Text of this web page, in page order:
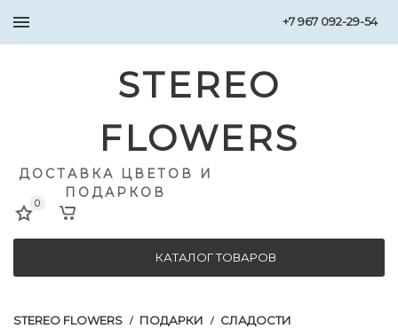
+7 967 092-29-54
STEREO
FLOWERS
ДОСТАВКА ЦВЕТОВ И
ПОДАРКОВ
0
КАТАЛОГ ТОВАРОВ
STEREO FLOWERS / ПОДАРКИ / СЛАДОСТИ